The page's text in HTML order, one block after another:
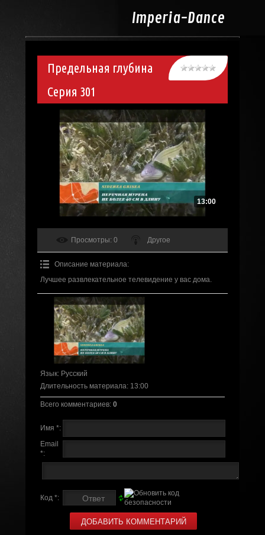
Imperia-Dance
Предельная глубина
Серия 301
13:00
Просмотры: 0 Другое
Описание материала:
Лучшее развлекательное телевидение у вас дома.
Язык: Русский
Длительность материала: 13:00
Всего комментариев: 0
Имя *:
Email
*:
Код *: